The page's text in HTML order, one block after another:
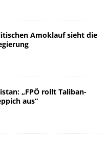
Amoklauf sieht die
„FPÖ rollt Taliban-
aus“